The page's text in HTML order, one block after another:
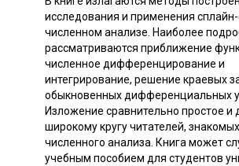
исследования и применения
численном анализе. Наиболее
рассматриваются приближение
численное дифференцирование и
интегрирование, решение краевых
обыкновенных дифференциальных
Изложение сравнительно простое и
широкому кругу читателей,
численного анализа. Книга может
учебным пособием для студентов